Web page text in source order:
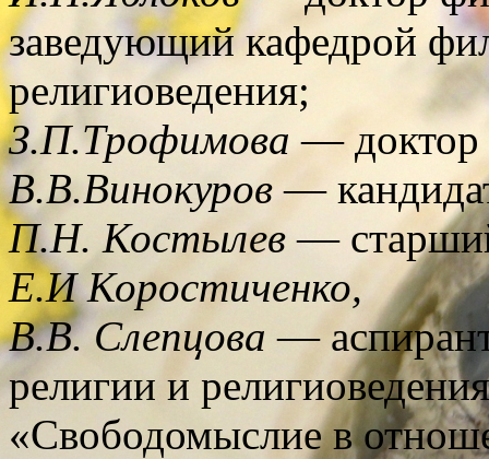
заведующий кафедрой
религиоведения;
З.П.Трофимова — доктор
В.В.Винокуров —
П.Н. Костылев —
Е.И Коростиченко,
В.В. Слепцова —
религии и
«Свободомыслие в